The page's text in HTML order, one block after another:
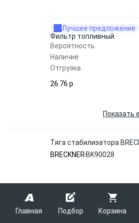
Главная Подбор Корзина
Лучшее предложение
Фильтр топливный
Вероятность
Наличие
Отгрузка
26.76 p.
Показать
Тяга стабилизатора
BRECKNER BK90028
Стойка стабилизатора
8200669066/BK90028
Вероятность